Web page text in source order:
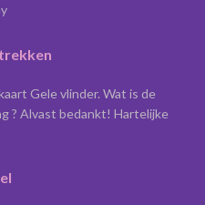
Gele vlinder. Wat is de
? Alvast bedankt! Hartelijke